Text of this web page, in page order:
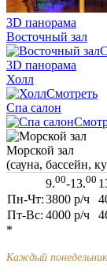
3D панорама
Восточный зал
3D панорама
Холл
Смотреть
Спа салон
Морской зал
(сауна, бассейн,
9.00-13.00
Пн-Чт:3800 р/ч
Пт-Вс: 4000 р/ч
*
Каждый